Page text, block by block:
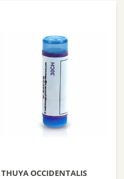
THUYA OCCIDENTALIS